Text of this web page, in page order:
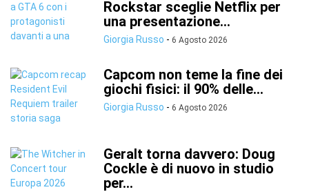
Rockstar sceglie Netflix per
una presentazione...
Giorgia Russo - 6 Agosto 2026
Capcom non teme la fine dei
giochi fisici: il 90% delle...
Giorgia Russo - 6 Agosto 2026
Geralt torna davvero: Doug
Cockle è di nuovo in studio
per...